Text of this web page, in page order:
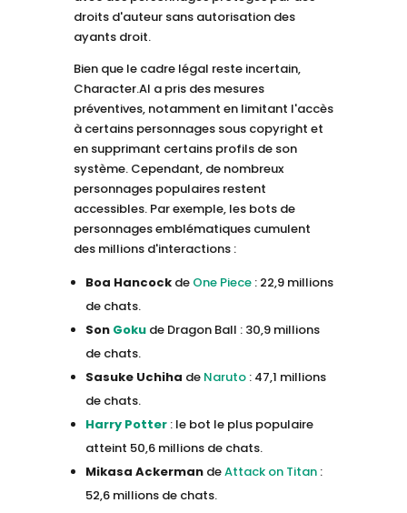
droits d'auteur sans autorisation des
ayants droit.
Bien que le cadre légal reste incertain,
Character.AI a pris des mesures
préventives, notamment en limitant l'accès
à certains personnages sous copyright et
en supprimant certains profils de son
système. Cependant, de nombreux
personnages populaires restent
accessibles. Par exemple, les bots de
personnages emblématiques cumulent
des millions d'interactions :
Boa Hancockde One Piece: 22,9 millions
de chats.
SonGokude Dragon Ball : 30,9 millions
de chats.
Sasuke Uchiha de Naruto: 47,1 millions
de chats.
Harry Potter: le bot le plus populaire
atteint 50,6 millions de chats.
Mikasa AckermandeAttack on Titan :
52,6 millions de chats.